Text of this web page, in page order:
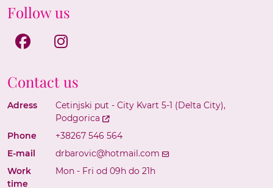
Follow us
Facebook
Instagram
Contact us
Adress
Cetinjski put - City Kvart 5-1 (Delta City),
Podgorica
Phone
+38267 546 564
E-mail
drbarovic@hotmail.com
Work
time
Mon - Fri od 09h do 21h